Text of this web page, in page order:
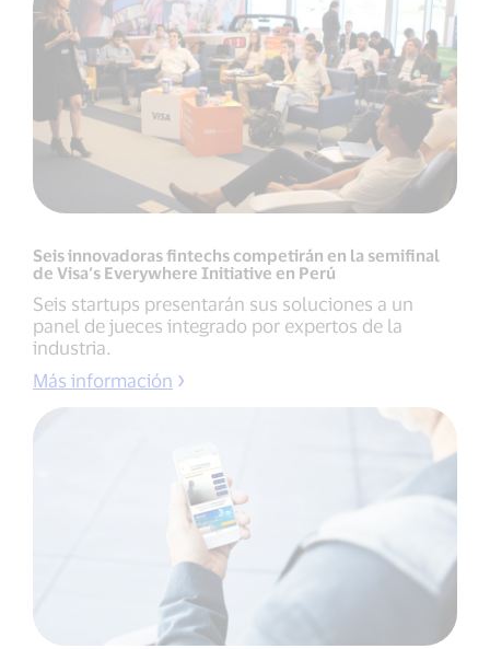
Seis innovadoras fintechs competirán en la semifinal
de Visa’s Everywhere Initiative en Perú
Seis startups presentarán sus soluciones a un
panel de jueces integrado por expertos de la
industria.
Más información